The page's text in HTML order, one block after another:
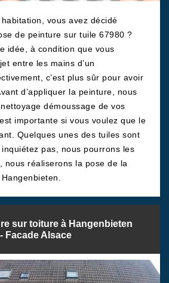
vous avez décidé
de peinture sur tuile 67980 ?
idée, à condition que vous
entre les mains d’un
c’est plus sûr pour avoir
d’appliquer la peinture, nous
démoussage de vos
importante si vous voulez que le
Quelques unes des tuiles sont
pas, nous pourrons les
nous réaliserons la pose de la
sur toiture à Hangenbieten
Facade Alsace